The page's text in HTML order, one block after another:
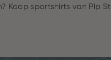
sportshirts van Pip